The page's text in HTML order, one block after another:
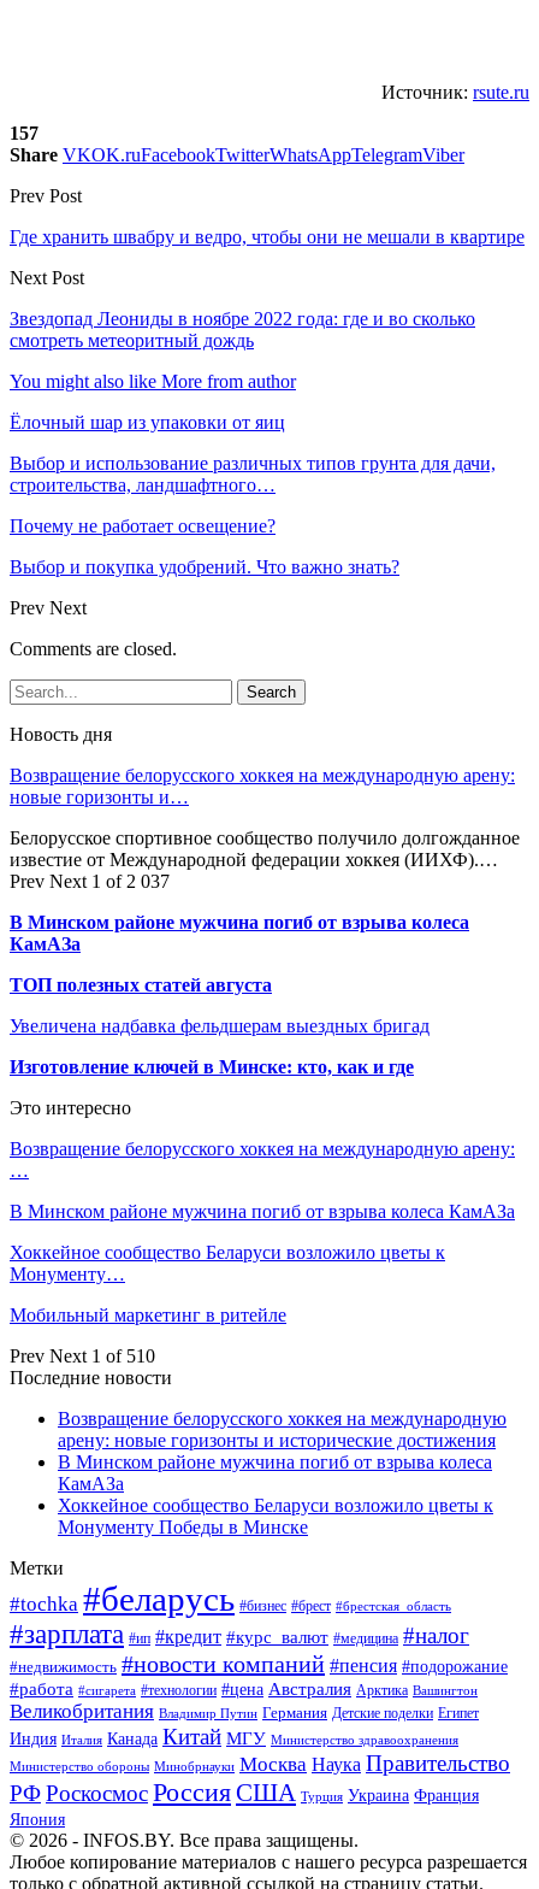
Источник: rsute.ru
157
Share VKOK.ruFacebookTwitterWhatsAppTelegramViber
Prev Post
Где хранить швабру и ведро, чтобы они не мешали в квартире
Next Post
Звездопад Леониды в ноябре 2022 года: где и во сколько
смотреть метеоритный дождь
You might also like More from author
Ёлочный шар из упаковки от яиц
Выбор и использование различных типов грунта для дачи,
строительства, ландшафтного…
Почему не работает освещение?
Выбор и покупка удобрений. Что важно знать?
Prev Next
Comments are closed.
Новость дня
Возвращение белорусского хоккея на международную арену:
новые горизонты и…
Белорусское спортивное сообщество получило долгожданное
известие от Международной федерации хоккея (ИИХФ).…
Prev Next 1 of 2 037
В Минском районе мужчина погиб от взрыва колеса
КамАЗа
ТОП полезных статей августа
Увеличена надбавка фельдшерам выездных бригад
Изготовление ключей в Минске: кто, как и где
Это интересно
Возвращение белорусского хоккея на международную арену:
…
В Минском районе мужчина погиб от взрыва колеса КамАЗа
Хоккейное сообщество Беларуси возложило цветы к
Монументу…
Мобильный маркетинг в ритейле
Prev Next 1 of 510
Последние новости
Возвращение белорусского хоккея на международную
арену: новые горизонты и исторические достижения
В Минском районе мужчина погиб от взрыва колеса
КамАЗа
Хоккейное сообщество Беларуси возложило цветы к
Монументу Победы в Минске
Метки
#tochka #беларусь #бизнес #брест #брестская_область
#зарплата #ип #кредит #курс_валют #медицина #налог
#недвижимость #новости компаний #пенсия #подорожание
#работа #сигарета #технологии #цена Австралия Арктика Вашингтон
Великобритания Владимир Путин Германия Детские поделки Египет
Индия Италия Канада Китай МГУ Министерство здравоохранения
Министерство обороны Минобрнауки Москва Наука Правительство
РФРоскосмосРоссияСША Турция Украина Франция
Япония
© 2026 - INFOS.BY. Все права защищены.
Любое копирование материалов с нашего ресурса разрешается
только с обратной активной ссылкой на страницу статьи.